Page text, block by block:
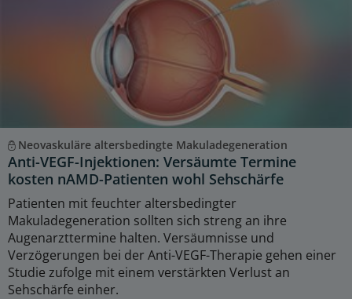
Neovaskuläre altersbedingte Makuladegeneration
Anti-VEGF-Injektionen: Versäumte Termine
kosten nAMD-Patienten wohl Sehschärfe
Patienten mit feuchter altersbedingter
Makuladegeneration sollten sich streng an ihre
Augenarzttermine halten. Versäumnisse und
Verzögerungen bei der Anti-VEGF-Therapie gehen einer
Studie zufolge mit einem verstärkten Verlust an
Sehschärfe einher.